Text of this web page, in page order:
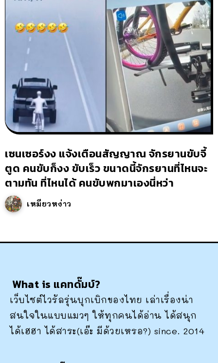
เซนเซอร์งง แจ้งเตือนสัญญาณ จักรยานขับจี้
ตูด คนขับก็งง ขับเร็ว ขนาดนี้จักรยานที่ไหนจะ
ตามทัน ที่ไหนได้ คนขับพกมาเองนี่หว่า
เหมียวหง่าว
What is แคทดั๊มบ์?
เว็บไซต์ไวรัลรุ่นบุกเบิกของไทย เล่าเรื่องน่า
สนใจในแบบแมวๆ ให้ทุกคนได้อ่าน ได้สนุก
ได้เฮฮา ได้สาระ(เอ๊ะ มีด้วยเหรอ?) since. 2014